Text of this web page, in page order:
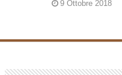
9 Ottobre 2018